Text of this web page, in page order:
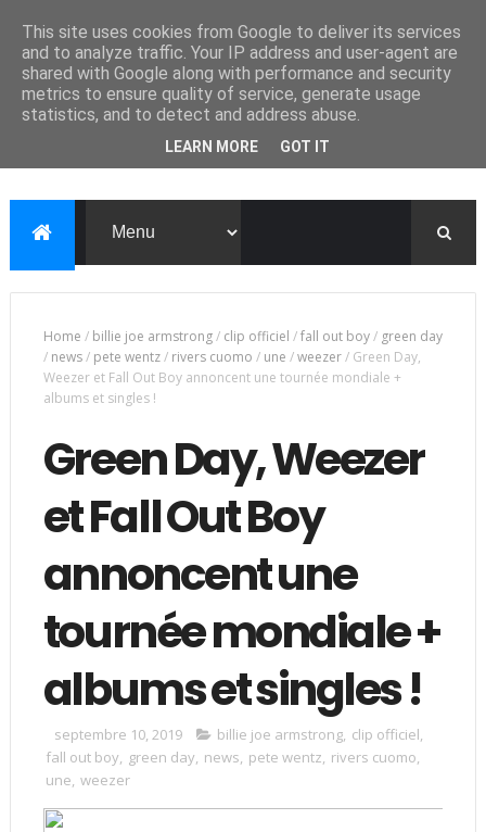
Home / billie joe armstrong/ clip officiel /fall out boy/ green day
/ news/ pete wentz/ rivers cuomo / une /weezer/ Green Day,
Weezer et Fall Out Boy annoncent une tournée mondiale +
albums et singles !
Green Day, Weezer
et Fall Out Boy
annoncent une
tournée mondiale +
albums et singles !
septembre 10, 2019 billie joe armstrong, clip officiel,
fall out boy, green day, news, pete wentz, rivers cuomo,
une, weezer
This site uses cookies from Google to deliver its services
and to analyze traffic. Your IP address and user-agent are
shared with Google along with performance and security
metrics to ensure quality of service, generate usage
statistics, and to detect and address abuse.
LEARN MORE GOT IT